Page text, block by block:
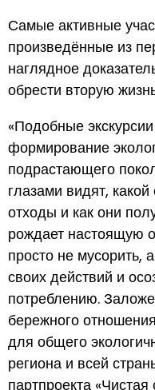
Самые активные
произведённые из
наглядное
обрести вторую
«Подобные
формирование
подрастающего
глазами видят,
отходы и как они
рождает настоящую
просто не мусорить,
своих действий и
потреблению.
бережного
для общего
региона и всей
партпроекта